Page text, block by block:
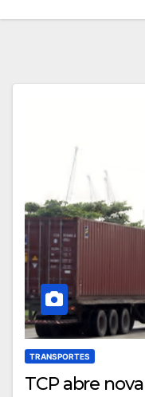
TRANSPORTES
TCP abre